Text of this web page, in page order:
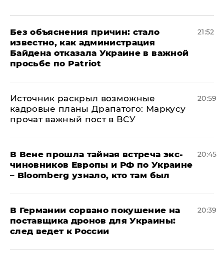
Без объяснения причин: стало
известно, как администрация
Байдена отказала Украине в важной
просьбе по Patriot
21:52
​Источник раскрыл возможные
кадровые планы Драпатого: Маркусу
прочат важный пост в ВСУ
20:59
В Вене прошла тайная встреча экс-
чиновников Европы и РФ по Украине
– Bloomberg узнало, кто там был
20:45
​В Германии сорвано покушение на
поставщика дронов для Украины:
след ведет к России
20:39